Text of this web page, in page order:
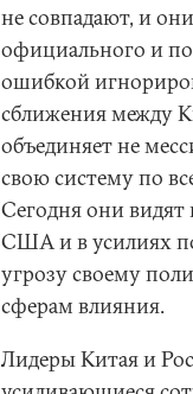
не совпадают, и
официального и
ошибкой
сближения между
объединяет не
свою систему по
Сегодня они видят
США и в усилиях
угрозу своему
сферам влияния.
Лидеры Китая и